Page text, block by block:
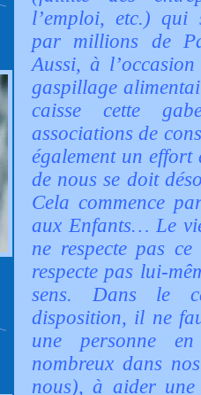
l’emploi, etc.) qui
par millions de
Aussi, à
gaspillage
caisse cette
associations de
également un
de nous se doit
Cela commence
aux Enfants… Le
ne respecte pas
respecte pas lui-
sens. Dans le
disposition, il ne
une personne
nombreux dans
nous), à aider